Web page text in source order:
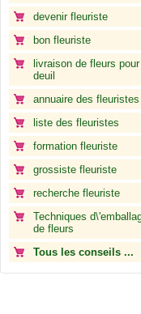
devenir fleuriste
bon fleuriste
livraison de fleurs pour
deuil
annuaire des fleuristes
liste des fleuristes
formation fleuriste
grossiste fleuriste
recherche fleuriste
Techniques
de fleurs
Tous les conseils ...